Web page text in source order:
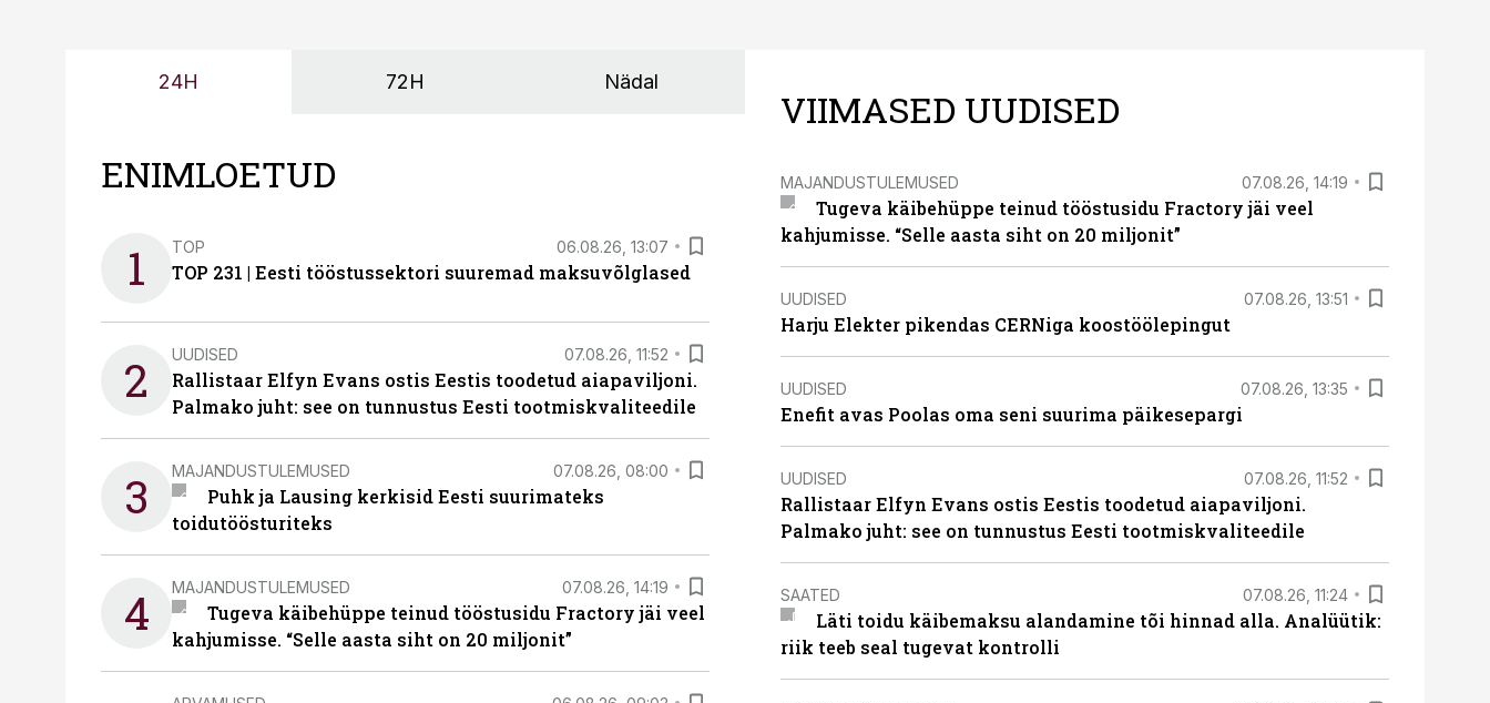
24H 72H Nädal
ENIMLOETUD
1 TOP 06.08.26, 13:07
TOP 231 | Eesti tööstussektori suuremad maksuvõlglased
2 UUDISED 07.08.26, 11:52
Rallistaar Elfyn Evans ostis Eestis toodetud aiapaviljoni.
Palmako juht: see on tunnustus Eesti tootmiskvaliteedile
3 MAJANDUSTULEMUSED 07.08.26, 08:00
Puhk ja Lausing kerkisid Eesti suurimateks
toidutöösturiteks
4 MAJANDUSTULEMUSED 07.08.26, 14:19
Tugeva käibehüppe teinud tööstusidu Fractory jäi veel
kahjumisse. “Selle aasta siht on 20 miljonit”
VIIMASED UUDISED
MAJANDUSTULEMUSED 07.08.26, 14:19
Tugeva käibehüppe teinud tööstusidu Fractory jäi veel
kahjumisse. “Selle aasta siht on 20 miljonit”
UUDISED 07.08.26, 13:51
Harju Elekter pikendas CERNiga koostöölepingut
UUDISED 07.08.26, 13:35
Enefit avas Poolas oma seni suurima päikesepargi
UUDISED 07.08.26, 11:52
Rallistaar Elfyn Evans ostis Eestis toodetud aiapaviljoni.
Palmako juht: see on tunnustus Eesti tootmiskvaliteedile
SAATED 07.08.26, 11:24
Läti toidu käibemaksu alandamine tõi hinnad alla. Analüütik:
riik teeb seal tugevat kontrolli